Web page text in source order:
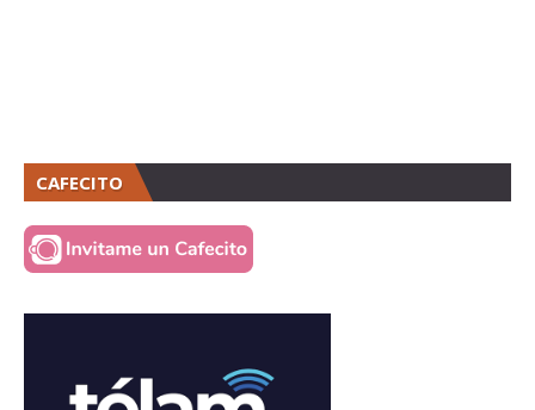
CAFECITO